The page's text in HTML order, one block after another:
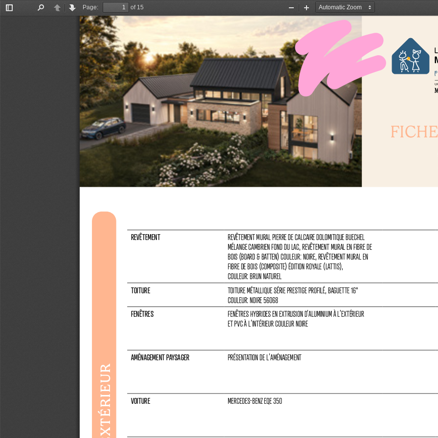
Toggle
PreviousNext
Page:
of 15
Zoom
Zoom
REVÊTEMENT
REVÊTEMENT MURAL PIERRE DE CALCAIRE DOLOMITIQUE BUECHEL
MÉLANGE CAMBRIEN FOND DU LAC, REVÊTEMENT MURAL EN FIBRE DE
BOIS (BOARD & BATTEN) COULEUR: NOIRE, REVÊTEMENT MURAL EN
FIBRE DE BOIS (COMPOSITE) ÉDITION ROYALE (LATTIS),
COULEUR: BRUN NATUREL
TOITURE
TOITURE MÉTALLIQUE SÉRIE PRESTIGE PROFILÉ, BAGUETTE 16"
COULEUR: NOIRE 56068
FENÊTRES
FENÊTRES HYBRIDES EN EXTRUSION D’ALUMINIUM À L’EXTÉRIEUR
ET PVC À L’INTÉRIEUR COULEUR NOIRE
AMÉNAGEMENT PAYSAGER PRÉSENTATION DE L’AMÉNAGEMENT
VOITURE MERCEDES-BENZ EQE 350
EXTÉRIEUR